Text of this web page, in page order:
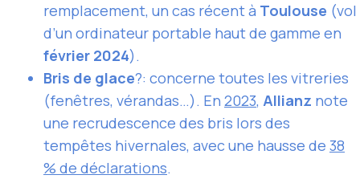
remplacement, un cas récent à Toulouse (vol
d’un ordinateur portable haut de gamme en
février 2024).
Bris de glace?: concerne toutes les vitreries
(fenêtres, vérandas…). En 2023, Allianz note
une recrudescence des bris lors des
tempêtes hivernales, avec une hausse de 38
% de déclarations.